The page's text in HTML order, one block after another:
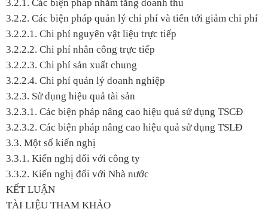
3.2.1. Các biện pháp nhằm tăng doanh thu
3.2.2. Các biện pháp quản lý chi phí và tiến tới giảm chi phí
3.2.2.1. Chi phí nguyên vật liệu trực tiếp
3.2.2.2. Chi phí nhân công trực tiếp
3.2.2.3. Chi phí sản xuất chung
3.2.2.4. Chi phí quản lý doanh nghiệp
3.2.3. Sử dụng hiệu quả tài sản
3.2.3.1. Các biện pháp nâng cao hiệu quả sử dụng TSCĐ
3.2.3.2. Các biện pháp nâng cao hiệu quả sử dụng TSLĐ
3.3. Một số kiến nghị
3.3.1. Kiến nghị đối với công ty
3.3.2. Kiến nghị đối với Nhà nước
KẾT LUẬN
TÀI LIỆU THAM KHẢO